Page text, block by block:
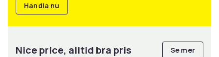
Handla nu
Nice price, alltid bra pris Se mer